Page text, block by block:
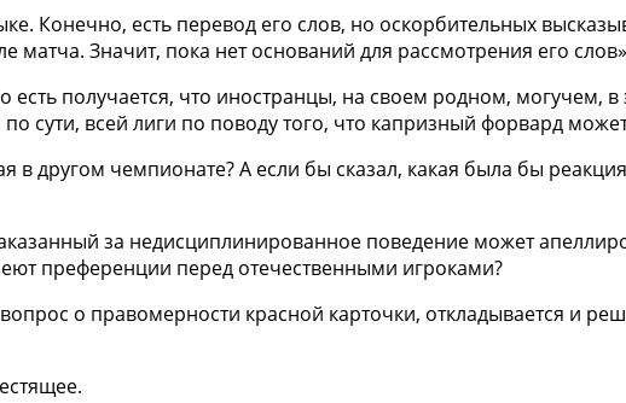
Конечно, есть перевод его слов, но оскорбительных
матча. Значит, пока нет оснований для рассмотрения его
есть получается, что иностранцы, на своем родном, могучем,
по сути, всей лиги по поводу того, что капризный форвард
в другом чемпионате? А если бы сказал, какая была бы
за недисциплинированное поведение может
преференции перед отечественными игроками?
о правомерности красной карточки, откладывается и